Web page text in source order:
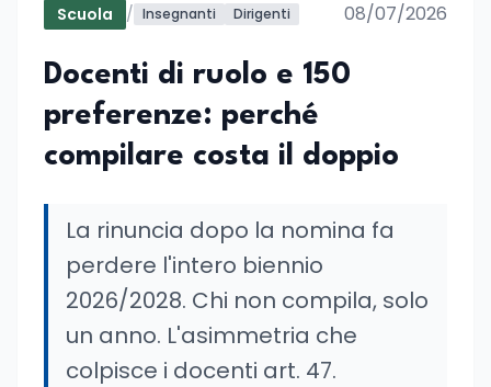
Scuola / Insegnanti Dirigenti 08/07/2026
Docenti di ruolo e 150
preferenze: perché
compilare costa il doppio
La rinuncia dopo la nomina fa
perdere l'intero biennio
2026/2028. Chi non compila, solo
un anno. L'asimmetria che
colpisce i docenti art. 47.